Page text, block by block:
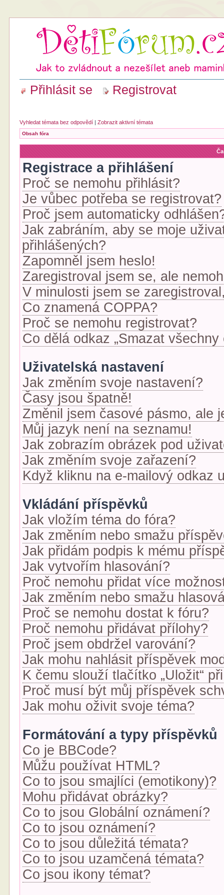
Přihlásit se Registrovat
Vyhledat témata bez odpovědí |Zobrazit aktivní témata
Obsah fóra
Registrace a přihlášení
Proč se nemohu přihlásit?
Je vůbec potřeba se registrovat?
Proč jsem automaticky
Jak zabráním, aby se moje
přihlášených?
Zapomněl jsem heslo!
Zaregistroval jsem se, ale
V minulosti jsem se
Co znamená COPPA?
Proč se nemohu registrovat?
Co dělá odkaz „Smazat všechny
Uživatelská nastavení
Jak změním svoje nastavení?
Časy jsou špatně!
Změnil jsem časové pásmo, ale
Můj jazyk není na seznamu!
Jak zobrazím obrázek pod
Jak změním svoje zařazení?
Když kliknu na e-mailový odkaz
Vkládání příspěvků
Jak vložím téma do fóra?
Jak změním nebo smažu
Jak přidám podpis k mému
Jak vytvořím hlasování?
Proč nemohu přidat více
Jak změním nebo smažu
Proč se nemohu dostat k fóru?
Proč nemohu přidávat přílohy?
Proč jsem obdržel varování?
Jak mohu nahlásit příspěvek
K čemu slouží tlačítko „Uložit“
Proč musí být můj příspěvek
Jak mohu oživit svoje téma?
Formátování a typy příspěvků
Co je BBCode?
Můžu používat HTML?
Co to jsou smajlíci (emotikony)?
Mohu přidávat obrázky?
Co to jsou Globální oznámení?
Co to jsou oznámení?
Co to jsou důležitá témata?
Co to jsou uzamčená témata?
Co jsou ikony témat?